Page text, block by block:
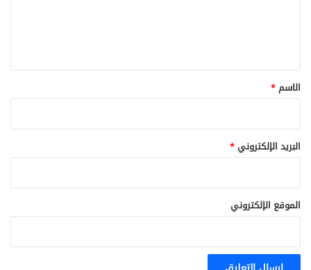
*
الاسم*
البريد الإلكتروني*
الموقع الإلكتروني